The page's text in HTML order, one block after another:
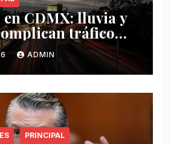
CDMX: lluvia y
tráfico
ADMIN
PRINCIPAL